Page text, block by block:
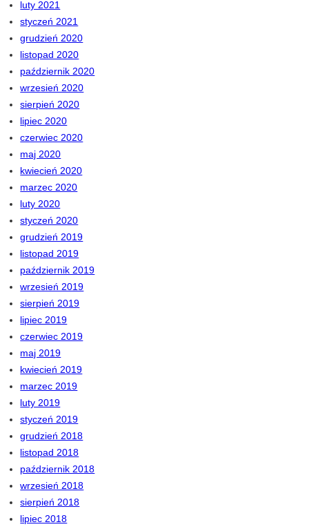
luty 2021
styczeń 2021
grudzień 2020
listopad 2020
październik 2020
wrzesień 2020
sierpień 2020
lipiec 2020
czerwiec 2020
maj 2020
kwiecień 2020
marzec 2020
luty 2020
styczeń 2020
grudzień 2019
listopad 2019
październik 2019
wrzesień 2019
sierpień 2019
lipiec 2019
czerwiec 2019
maj 2019
kwiecień 2019
marzec 2019
luty 2019
styczeń 2019
grudzień 2018
listopad 2018
październik 2018
wrzesień 2018
sierpień 2018
lipiec 2018